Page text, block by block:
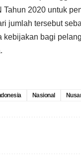
2020 untuk
jumlah tersebut
bagi
Nasional